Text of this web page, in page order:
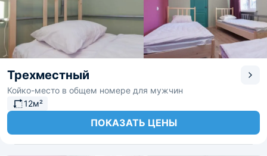
Трехместный
Койко-место в общем номере для мужчин
12м²
ПОКАЗАТЬ ЦЕНЫ